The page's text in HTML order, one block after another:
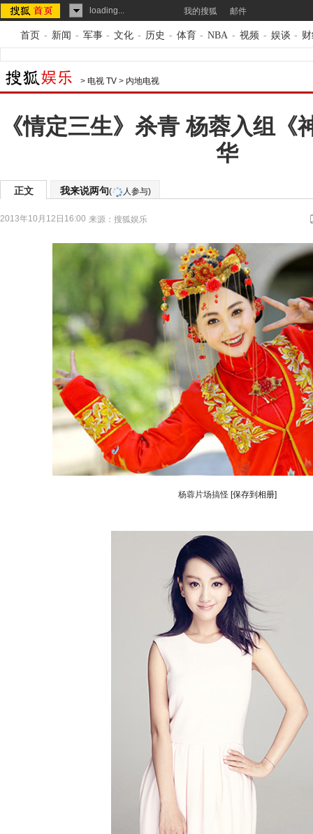
loading... 我的搜狐 邮件
首页 - 新闻 - 军事 - 文化 - 历史 - 体育 - NBA - 视频 - 娱谈 -
> 电视 TV > 内地电视
《情定三生》杀青 杨蓉入组《
华
正文 我来说两句( 人参与)
2013年10月12日16:00 来源： 搜狐娱乐
杨蓉片场搞怪 [保存到相册]